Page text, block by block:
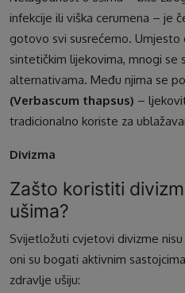
infekcije ili viška cerumena – je
gotovo svi susrećemo.
sintetičkim lijekovima, mnogi se
alternativama. Među njima se
(Verbascum thapsus) –
tradicionalno koriste za
Divizma
Zašto koristiti
ušima?
Svijetložuti cvjetovi divizme
oni su bogati aktivnim
zdravlje ušiju: